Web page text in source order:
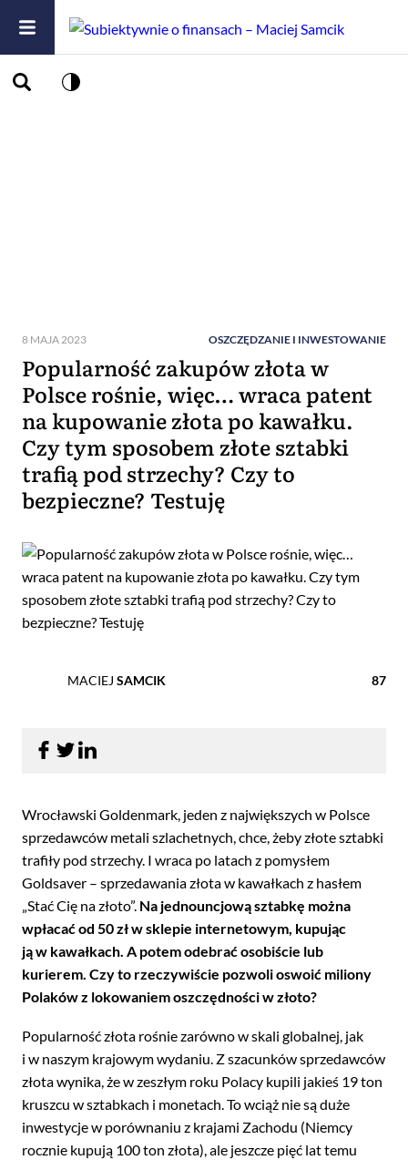
8 MAJA 2023 OSZCZĘDZANIE I INWESTOWANIE
Popularność zakupów złota w
Polsce rośnie, więc… wraca patent
na kupowanie złota po kawałku.
Czy tym sposobem złote sztabki
trafią pod strzechy? Czy to
bezpieczne? Testuję
MACIEJ SAMCIK 87
Wrocławski Goldenmark, jeden z największych w Polsce
sprzedawców metali szlachetnych, chce, żeby złote sztabki
trafiły pod strzechy. I wraca po latach z pomysłem
Goldsaver – sprzedawania złota w kawałkach z hasłem
„Stać Cię na złoto”. Na jednouncjową sztabkę można
wpłacać od 50 zł w sklepie internetowym, kupując
ją w kawałkach. A potem odebrać osobiście lub
kurierem. Czy to rzeczywiście pozwoli oswoić miliony
Polaków z lokowaniem oszczędności w złoto?
Popularność złota rośnie zarówno w skali globalnej, jak
i w naszym krajowym wydaniu. Z szacunków sprzedawców
złota wynika, że w zeszłym roku Polacy kupili jakieś 19 ton
kruszcu w sztabkach i monetach. To wciąż nie są duże
inwestycje w porównaniu z krajami Zachodu (Niemcy
rocznie kupują 100 ton złota), ale jeszcze pięć lat temu